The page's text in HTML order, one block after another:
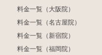
料金一覧（大阪院）
料金一覧（名古屋院）
料金一覧（新宿院）
料金一覧（福岡院）